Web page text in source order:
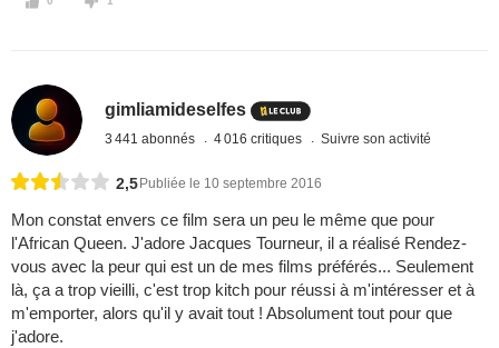
gimliamideselfes
3 441 abonnés 4 016 critiques Suivre son activité
2,5 Publiée le 10 septembre 2016
Mon constat envers ce film sera un peu le même que pour
l'African Queen. J'adore Jacques Tourneur, il a réalisé Rendez-
vous avec la peur qui est un de mes films préférés... Seulement
là, ça a trop vieilli, c'est trop kitch pour réussi à m'intéresser et à
m'emporter, alors qu'il y avait tout ! Absolument tout pour que
j'adore.